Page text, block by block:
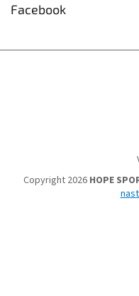
Facebook
Copyright 2026 HOPE